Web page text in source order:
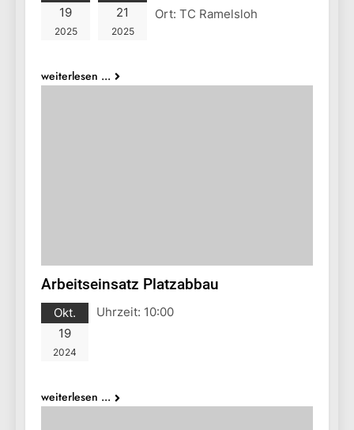
19
2025
21
2025
Ort: TC Ramelsloh
weiterlesen ...
Arbeitseinsatz Platzabbau
Okt.
19
2024
Uhrzeit: 10:00
weiterlesen ...